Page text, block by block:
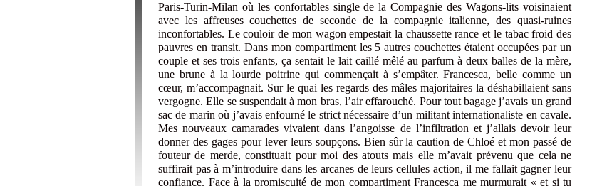
Paris-Turin-Milan où les confortables single de la Compagnie des Wagons-lits voisinaient
avec les affreuses couchettes de seconde de la compagnie italienne, des quasi-ruines
inconfortables. Le couloir de mon wagon empestait la chaussette rance et le tabac froid des
pauvres en transit. Dans mon compartiment les 5 autres couchettes étaient occupées par un
couple et ses trois enfants, ça sentait le lait caillé mêlé au parfum à deux balles de la mère,
une brune à la lourde poitrine qui commençait à s’empâter. Francesca, belle comme un
cœur, m’accompagnait. Sur le quai les regards des mâles majoritaires la déshabillaient sans
vergogne. Elle se suspendait à mon bras, l’air effarouché. Pour tout bagage j’avais un grand
sac de marin où j’avais enfourné le strict nécessaire d’un militant internationaliste en cavale.
Mes nouveaux camarades vivaient dans l’angoisse de l’infiltration et j’allais devoir leur
donner des gages pour lever leurs soupçons. Bien sûr la caution de Chloé et mon passé de
fouteur de merde, constituait pour moi des atouts mais elle m’avait prévenu que cela ne
suffirait pas à m’introduire dans les arcanes de leurs cellules action, il me fallait gagner leur
confiance. Face à la promiscuité de mon compartiment Francesca me murmurait « et si tu